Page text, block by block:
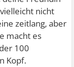
nicht
zeitlang, aber
macht es
100
Kopf.